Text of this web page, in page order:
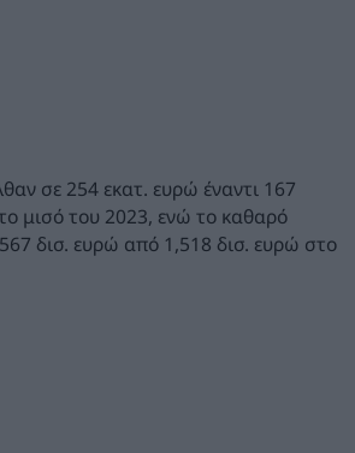
σε 254 εκατ. ευρώ έναντι 167
μισό του 2023, ενώ το καθαρό
δισ. ευρώ από 1,518 δισ. ευρώ στο